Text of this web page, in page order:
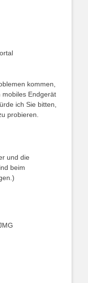
kommen,
Endgerät
ich Sie bitten,
probieren.
und die
beim